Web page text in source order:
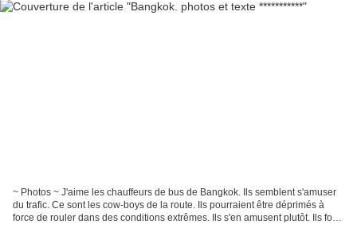
~ Photos ~ J'aime les chauffeurs de bus de Bangkok. Ils semblent s'amuser
du trafic. Ce sont les cow-boys de la route. Ils pourraient être déprimés à
force de rouler dans des conditions extrêmes. Ils s'en amusent plutôt. Ils font